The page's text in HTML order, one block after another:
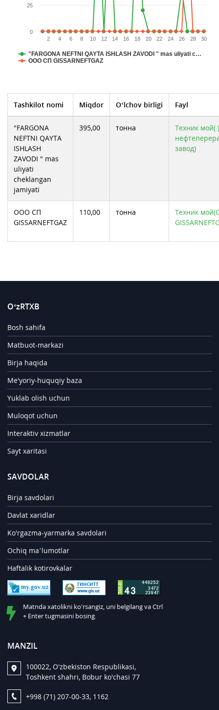
"FARGONA NEFTNI QAYTA ISHLASH ZAVODI " mas uliyati c…
ООО СП GISSARNEFTGAZ
2 4 6 8 10 12 14 16 18 20 22 24 26 28 30
0
25
Tashkilot nomi Miqdor O‘lchov birligi Fayl
"FARGONA
NEFTNI QAYTA
ISHLASH
ZAVODI " mas
uliyati
cheklangan
jamiyati
395,00 тонна
Техник мой(
завод)
ООО СП
GISSARNEFTGAZ
110,00 тонна
Техник
O‘zRTXB
Bosh sahifa
Matbuot-markazi
Birja haqida
Me'yoriy-huquqiy baza
Yuklab olish uchun
Muloqot uchun
Interaktiv xizmatlar
Sayt xaritasi
SAVDOLAR
Birja savdolari
Davlat xaridlar
Ko'rgazma-yarmarka savdolari
Ochiq ma’lumotlar
Haftalik kotirovkalar
Matnda xatolikni ko'rsangiz, uni belgilang va Ctrl
+ Enter tugmasini bosing.
MANZIL
100022, O'zbekiston Respublikasi,
Toshkent shahri, Bobur ko'chasi 77
+998 (71) 207-00-33, 1162